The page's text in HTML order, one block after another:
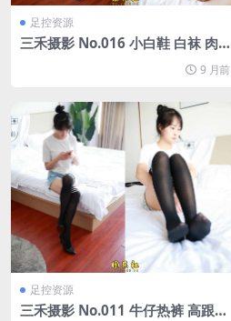
足控资源
三禾摄影 No.016 小白鞋 白袜 肉
9 月前
足控资源
三禾摄影 No.011 牛仔热裤 高跟